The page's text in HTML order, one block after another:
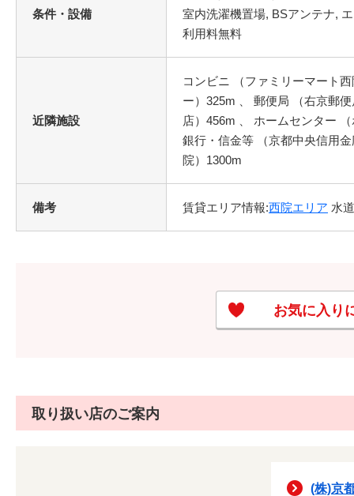
条件・設備
近隣施設
コンビニ （ファミリーマート
ー）325m 、 郵便局 （右京郵
店）456m 、 ホームセンター
銀行・信金等 （京都中央信用
院）1300m
備考 賃貸エリア情報:西院エリア 水
お気に入り
取り扱い店のご案内
(株)京